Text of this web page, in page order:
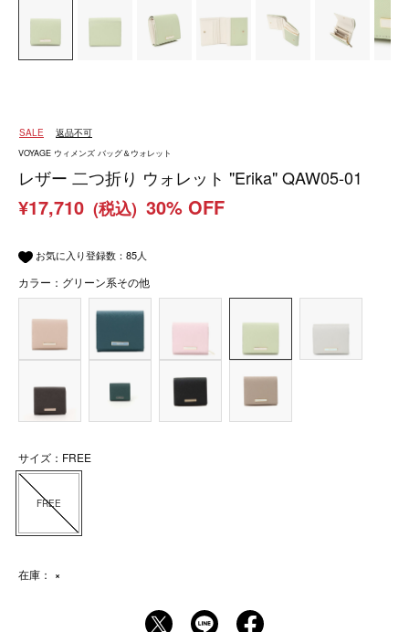
SALE 返品不可
VOYAGE ウィメンズ バッグ＆ウォレット
レザー 二つ折り ウォレット "Erika" QAW05-01
¥17,710 (税込) 30% OFF
お気に入り登録数： 85人
カラー：グリーン系その他
サイズ：FREE
FREE
在庫： ×